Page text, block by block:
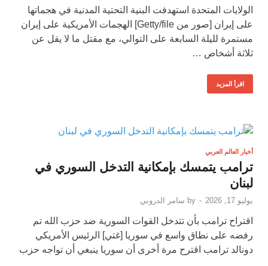
الولايات المتحدة استهدفت البنية التحتية المدنية في هجماتها
على إيران [صور من Getty/file] الهجمات الأمريكية على إيران
مستمرة لليلة السابعة على التوالي، مع مقتل ما لا يقل عن
ثلاثة أشخاص …
اقرأ المزيد
أخبار العالم العربي
ترامب يتمسك بإمكانية التدخل السوري في
لبنان
يوليو 17, 2026 -
by سامر الدروبي
اقتراح ترامب بأن تتدخل القوات السورية ضد حزب الله تم
رفضه على نطاق واسع في سوريا [غتي] الرئيس الأمريكي
دونالد ترامب اقترح مرة أخرى أن سوريا ينبغي أن تواجه حزب
…